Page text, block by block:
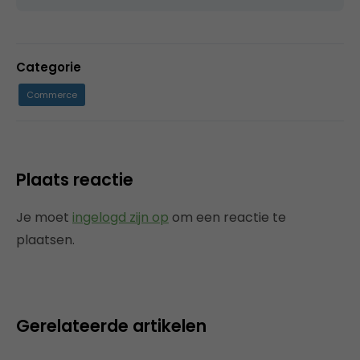
Categorie
Commerce
Plaats reactie
Je moet ingelogd zijn op om een reactie te
plaatsen.
Gerelateerde artikelen